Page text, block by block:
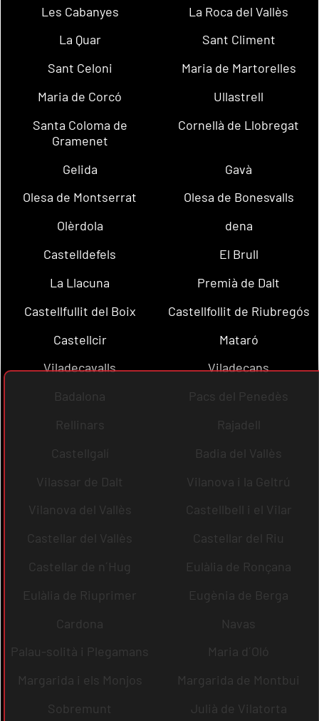
Les Cabanyes
La Roca del Vallès
La Quar
Sant Climent
Sant Celoni
Maria de Martorelles
Maria de Corcó
Ullastrell
Santa Coloma de
Gramenet
Cornellà de Llobregat
Gelida
Gavà
Olesa de Montserrat
Olesa de Bonesvalls
Olèrdola
dena
Castelldefels
El Brull
La Llacuna
Premià de Dalt
Castellfullit del Boix
Castellfollit de Riubregós
Castellcir
Mataró
Viladecavalls
Viladecans
Badalona
Pacs del Penedès
Rellinars
Rajadell
Castellgalí
Badia del Vallès
Vilassar de Dalt
Vilanova i la Geltrú
Vilanova del Vallès
Castellbell i el Vilar
Castellar del Vallès
Castellar del Riu
Castellar de n´Hug
Eulàlia de Ronçana
Eulàlia de Riuprimer
Eugènia de Berga
Cardona
Navas
Palau-solità i Plegamans
Maria d´Oló
Margarida i els Monjos
Margarida de Montbui
Sobremunt
Julià de Vilatorta